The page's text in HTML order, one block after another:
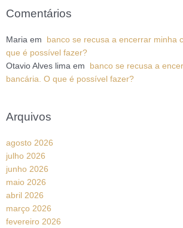
Comentários
Maria em
banco se recusa a encerrar minha
que é possível fazer?
Otavio Alves lima em
banco se recusa a
bancária. O que é possível fazer?
Arquivos
agosto 2026
julho 2026
junho 2026
maio 2026
abril 2026
março 2026
fevereiro 2026